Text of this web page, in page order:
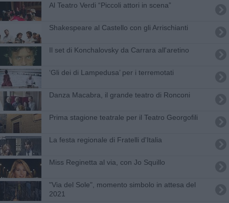
Al Teatro Verdi “Piccoli attori in scena”
Shakespeare al Castello con gli Arrischianti
Il set di Konchalovsky da Carrara all'aretino
‘Gli dei di Lampedusa’ per i terremotati
Danza Macabra, il grande teatro di Ronconi
Prima stagione teatrale per il Teatro Georgofili
La festa regionale di Fratelli d'Italia
Miss Reginetta al via, con Jo Squillo
"Via del Sole", momento simbolo in attesa del
2021